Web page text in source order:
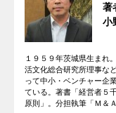
著
小
１９５９年茨城県生まれ
活文化総合研究所理事な
って中小・ベンチャー企
ている。著書「経営者５
原則」。分担執筆「Ｍ＆